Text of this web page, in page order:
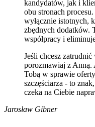
kandydatów, jak i
obu stronach
wyłącznie istotnych,
zbędnych dodatków.
współpracy i
Jeśli chcesz
porozmawiaj z Anną.
Tobą w sprawie
szczęściarza - to
czeka na Ciebie
Jarosław Gibner